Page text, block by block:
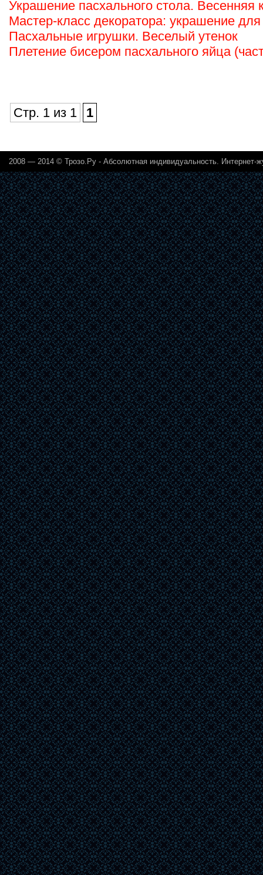
Украшение пасхального стола. Весенняя
Мастер-класс декоратора: украшение для
Пасхальные игрушки. Веселый утенок
Плетение бисером пасхального яйца
Стр. 1 из 1 1
2008 — 2014 © Трозо.Ру - Абсолютная индивидуальность. Интернет-